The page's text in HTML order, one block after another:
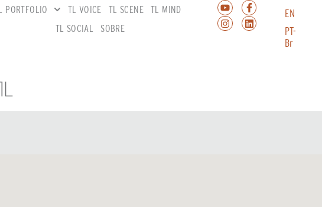
PORTFOLIO TL VOICE TL SCENE
TL MIND
TL SOCIAL
SOBRE
EN
PT-
Br